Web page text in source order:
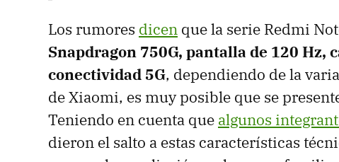
Los rumores dicen que la serie Redmi
Snapdragon 750G, pantalla de 120 Hz,
conectividad 5G, dependiendo de la
de Xiaomi, es muy posible que se
Teniendo en cuenta que algunos
dieron el salto a estas características